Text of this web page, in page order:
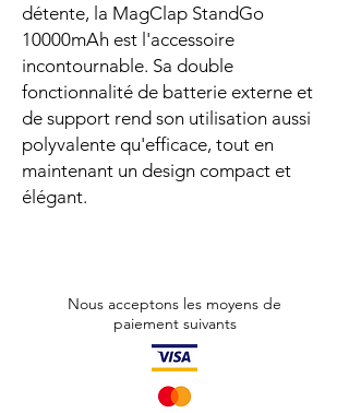
détente, la MagClap StandGo
10000mAh est l'accessoire
incontournable. Sa double
fonctionnalité de batterie externe et
de support rend son utilisation aussi
polyvalente qu'efficace, tout en
maintenant un design compact et
élégant.
Nous acceptons les moyens de
paiement suivants